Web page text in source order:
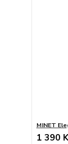
MINET
1 390